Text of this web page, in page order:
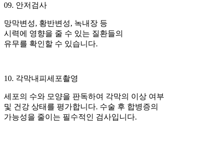
09. 안저검사
망막변성, 황반변성, 녹내장 등
시력에 영향을 줄 수 있는 질환들의
유무를 확인할 수 있습니다.
10. 각막내피세포촬영
세포의 수와 모양을 판독하여 각막의 이상 여부
및 건강 상태를 평가합니다. 수술 후 합병증의
가능성을 줄이는 필수적인 검사입니다.